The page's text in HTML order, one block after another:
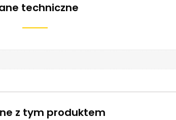
techniczne
z tym produktem